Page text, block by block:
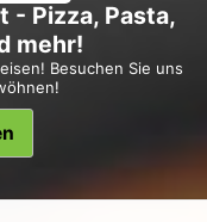
- Pizza, Pasta,
mehr!
Besuchen Sie uns